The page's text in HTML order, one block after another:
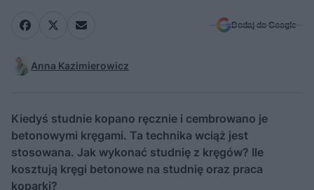
Dodaj do Google
Anna Kazimierowicz
Kiedyś studnie kopano ręcznie i cembrowano je
betonowymi kręgami. Ta technika wciąż jest
stosowana. Jak wykonać studnię z kręgów? Ile
kosztują kręgi betonowe na studnię oraz praca
koparki?